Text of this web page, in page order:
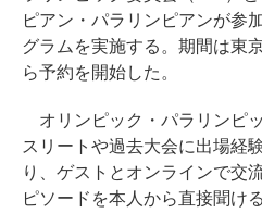
ピアン・パラリンピアンが参
グラムを実施する。期間は東
ら予約を開始した。
オリンピック・パラリンピ
スリートや過去大会に出場経
り、ゲストとオンラインで交
ピソードを本人から直接聞け